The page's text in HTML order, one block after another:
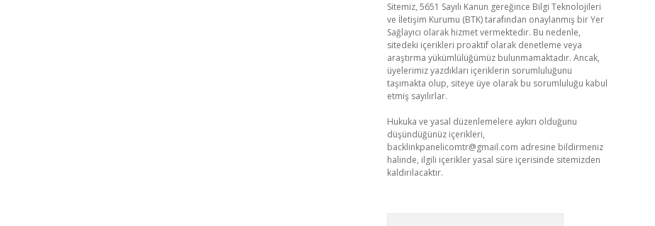
Sitemiz, 5651 Sayılı Kanun gereğince Bilgi Teknolojileri
ve İletişim Kurumu (BTK) tarafından onaylanmış bir Yer
Sağlayıcı olarak hizmet vermektedir. Bu nedenle,
sitedeki içerikleri proaktif olarak denetleme veya
araştırma yükümlülüğümüz bulunmamaktadır. Ancak,
üyelerimiz yazdıkları içeriklerin sorumluluğunu
taşımakta olup, siteye üye olarak bu sorumluluğu kabul
etmiş sayılırlar.
Hukuka ve yasal düzenlemelere aykırı olduğunu
düşündüğünüz içerikleri,
backlinkpanelicomtr@gmail.com adresine bildirmeniz
halinde, ilgili içerikler yasal süre içerisinde sitemizden
kaldırılacaktır.